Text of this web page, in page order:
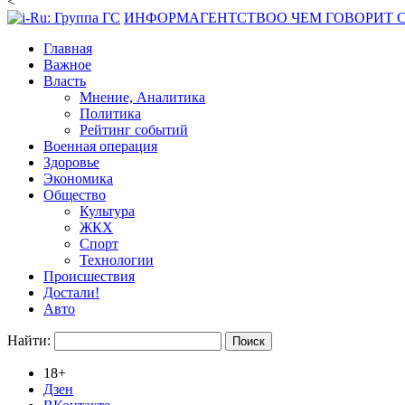
ИНФОРМАГЕНТСТВОО ЧЕМ ГОВОРИТ
Главная
Важное
Власть
Мнение, Аналитика
Политика
Рейтинг событий
Военная операция
Здоровье
Экономика
Общество
Культура
ЖКХ
Спорт
Технологии
Происшествия
Достали!
Авто
Найти:
18+
Дзен